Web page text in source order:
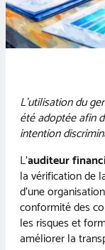
L’utilisation du
été adoptée afin
intention
L’auditeur
la vérification de
d’une
conformité des
les risques et
améliorer la